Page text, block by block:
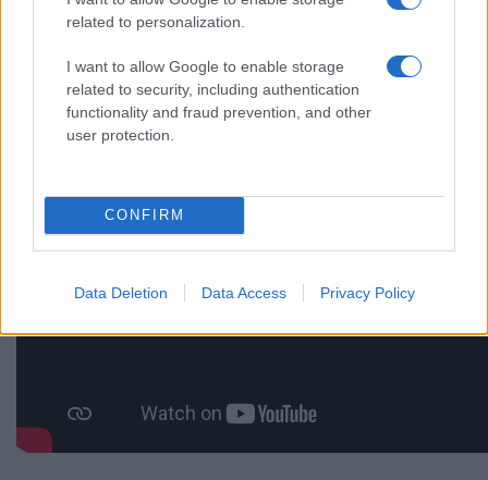
related to personalization.
I want to allow Google to enable storage
related to security, including authentication
functionality and fraud prevention, and other
user protection.
CONFIRM
Data Deletion Data Access Privacy Policy